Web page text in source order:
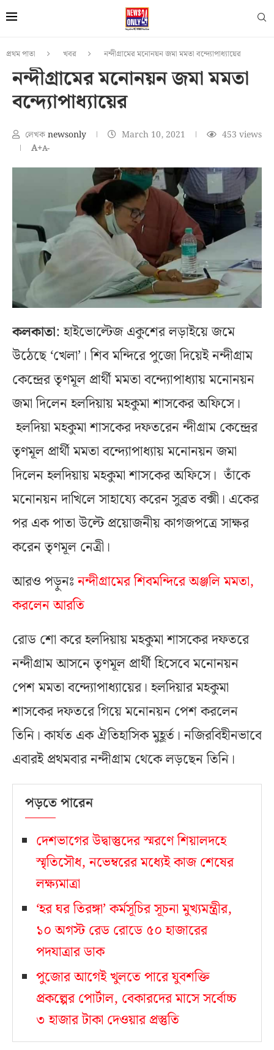
প্রথম পাতা খবর নন্দীগ্রামের মনোনয়ন জমা মমতা বন্দ্যোপাধ্যায়ের
নন্দীগ্রামের মনোনয়ন জমা মমতা
বন্দ্যোপাধ্যায়ের
লেখকnewsonly March 10, 2021 453 views
A+A-
কলকাতা: হাইভোল্টেজ একুশের লড়াইয়ে জমে
উঠেছে ‘খেলা’। শিব মন্দিরে পুজো দিয়েই নন্দীগ্রাম
কেন্দ্রের তৃণমূল প্রার্থী মমতা বন্দ্যোপাধ্যায় মনোনয়ন
জমা দিলেন হলদিয়ায় মহকুমা শাসকের অফিসে।
হলদিয়া মহকুমা শাসকের দফতরেন ন্দীগ্রাম কেন্দ্রের
তৃণমূল প্রার্থী মমতা বন্দ্যোপাধ্যায় মনোনয়ন জমা
দিলেন হলদিয়ায় মহকুমা শাসকের অফিসে। তাঁকে
মনোনয়ন দাখিলে সাহায্যে করেন সুব্রত বক্সী। একের
পর এক পাতা উল্টে প্রয়োজনীয় কাগজপত্রে সাক্ষর
করেন তৃণমূল নেত্রী।
আরও পড়ুনঃনন্দীগ্রামের শিবমন্দিরে অঞ্জলি মমতা,
করলেন আরতি
রোড শো করে হলদিয়ায় মহকুমা শাসকের দফতরে
নন্দীগ্রাম আসনে তৃণমূল প্রার্থী হিসেবে মনোনয়ন
পেশ মমতা বন্দ্যোপাধ্যায়ের। হলদিয়ার মহকুমা
শাসকের দফতরে গিয়ে মনোনয়ন পেশ করলেন
তিনি। কার্যত এক ঐতিহাসিক মুহূর্ত। নজিরবিহীনভাবে
এবারই প্রথমবার নন্দীগ্রাম থেকে লড়ছেন তিনি।
পড়তে পারেন
দেশভাগের উদ্বাস্তুদের স্মরণে শিয়ালদহে
স্মৃতিসৌধ, নভেম্বরের মধ্যেই কাজ শেষের
লক্ষ্যমাত্রা
‘হর ঘর তিরঙ্গা’ কর্মসূচির সূচনা মুখ্যমন্ত্রীর,
১০ অগস্ট রেড রোডে ৫০ হাজারের
পদযাত্রার ডাক
পুজোর আগেই খুলতে পারে যুবশক্তি
প্রকল্পের পোর্টাল, বেকারদের মাসে সর্বোচ্চ
৩ হাজার টাকা দেওয়ার প্রস্তুতি